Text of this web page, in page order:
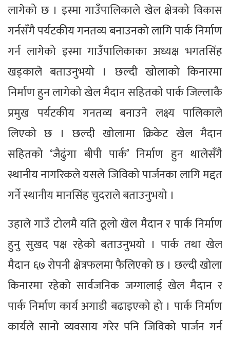
लागेको छ । इस्मा गाउँपालिकाले खेल क्षेत्रको विकास
गर्नसँगै पर्यटकीय गनतव्य बनाउनको लागि पार्क निर्माण
गर्न लागेको इस्मा गाउँपालिकाका अध्यक्ष भगतसिंह
खड्काले बताउनुभयो । छल्दी खोलाको किनारमा
निर्माण हुन लागेको खेल मैदान सहितको पार्क जिल्लाकै
प्रमुख पर्यटकीय गनतव्य बनाउने लक्ष्य पालिकाले
लिएको छ । छल्दी खोलामा क्रिकेट खेल मैदान
सहितको ‘जैढुंगा बीपी पार्क’ निर्माण हुन थालेसँगै
स्थानीय नागरिकले यसले जिविको पार्जनका लागि मद्दत
गर्ने स्थानीय मानसिंह चुदराले बताउनुभयो ।
उहाले गाउँ टोलमै यति ठूलो खेल मैदान र पार्क निर्माण
हुनु सुखद पक्ष रहेको बताउनुभयो । पार्क तथा खेल
मैदान ६७ रोपनी क्षेत्रफलमा फैलिएको छ । छल्दी खोला
किनारमा रहेको सार्वजनिक जग्गालाई खेल मैदान र
पार्क निर्माण कार्य अगाडी बढाइएको हो । पार्क निर्माण
कार्यले सानो व्यवसाय गरेर पनि जिविको पार्जन गर्न